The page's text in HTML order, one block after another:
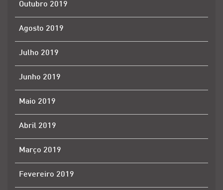
Outubro 2019
Agosto 2019
Julho 2019
Junho 2019
Maio 2019
Abril 2019
Março 2019
Fevereiro 2019